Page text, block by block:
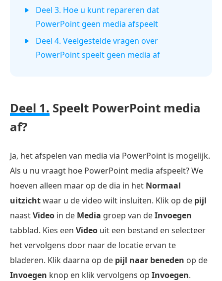
Deel 3. Hoe u kunt repareren dat
PowerPoint geen media afspeelt
Deel 4. Veelgestelde vragen over
PowerPoint speelt geen media af
Deel 1. Speelt PowerPoint media
af?
Ja, het afspelen van media via PowerPoint is mogelijk.
Als u nu vraagt hoe PowerPoint media afspeelt? We
hoeven alleen maar op de dia in het Normaal
uitzichtwaar u de video wilt insluiten. Klik op de pijl
naastVideo in de Media groep van deInvoegen
tabblad. Kies een Video uit een bestand en selecteer
het vervolgens door naar de locatie ervan te
bladeren. Klik daarna op de pijl naar beneden op de
Invoegen knop en klik vervolgens op Invoegen.